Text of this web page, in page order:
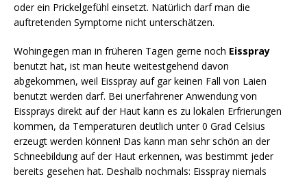
oder ein Prickelgefühl einsetzt. Natürlich darf man die
auftretenden Symptome nicht unterschätzen.
Wohingegen man in früheren Tagen gerne noch Eisspray
benutzt hat, ist man heute weitestgehend davon
abgekommen, weil Eisspray auf gar keinen Fall von Laien
benutzt werden darf. Bei unerfahrener Anwendung von
Eissprays direkt auf der Haut kann es zu lokalen Erfrierungen
kommen, da Temperaturen deutlich unter 0 Grad Celsius
erzeugt werden können! Das kann man sehr schön an der
Schneebildung auf der Haut erkennen, was bestimmt jeder
bereits gesehen hat. Deshalb nochmals: Eisspray niemals